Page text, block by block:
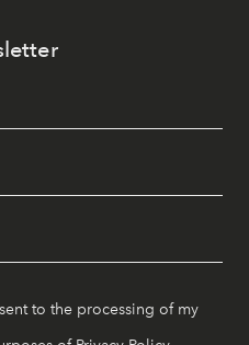
to the processing of my